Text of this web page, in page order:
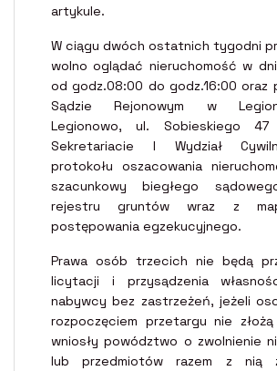
artykule.
W ciągu dwóch ostatnich tygodni
wolno oglądać nieruchomość w
od godz.08:00 do godz.16:00 oraz
Sądzie Rejonowym w
Legionowo, ul. Sobieskiego
Sekretariacie I Wydział
protokołu oszacowania
szacunkowy biegłego
rejestru gruntów wraz z
postępowania egzekucyjnego.
Prawa osób trzecich nie będą
licytacji i przysądzenia
nabywcy bez zastrzeżeń, jeżeli
rozpoczęciem przetargu nie
wniosły powództwo o zwolnienie
lub przedmiotów razem z nią